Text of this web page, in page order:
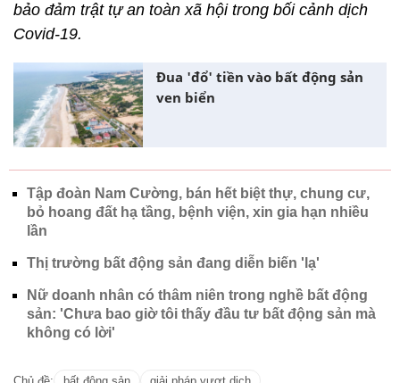
bảo đảm trật tự an toàn xã hội trong bối cảnh dịch
Covid-19.
Đua 'đổ' tiền vào bất động sản
ven biển
Tập đoàn Nam Cường, bán hết biệt thự, chung cư,
bỏ hoang đất hạ tầng, bệnh viện, xin gia hạn nhiều
lần
Thị trường bất động sản đang diễn biến 'lạ'
Nữ doanh nhân có thâm niên trong nghề bất động
sản: 'Chưa bao giờ tôi thấy đầu tư bất động sản mà
không có lời'
Chủ đề: bất động sản giải pháp vượt dịch